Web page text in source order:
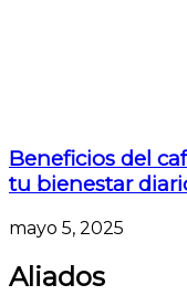
Beneficios del
tu bienestar
mayo 5, 2025
Aliados